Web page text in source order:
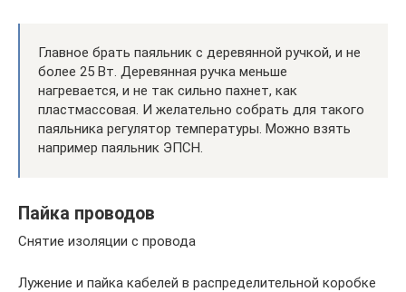
Главное брать паяльник с деревянной ручкой, и не
более 25 Вт. Деревянная ручка меньше
нагревается, и не так сильно пахнет, как
пластмассовая. И желательно собрать для такого
паяльника регулятор температуры. Можно взять
например паяльник ЭПСН.
Пайка проводов
Снятие изоляции с провода
Лужение и пайка кабелей в распределительной коробке